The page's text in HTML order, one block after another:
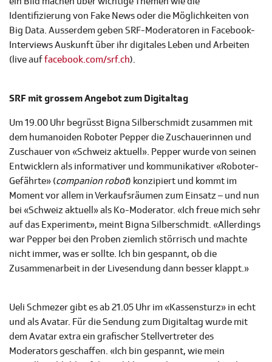
Identifizierung von Fake News oder die Möglichkeiten von
Big Data. Ausserdem geben SRF-Moderatoren in Facebook-
Interviews Auskunft über ihr digitales Leben und Arbeiten
(live auffacebook.com/srf.ch).
SRF mit grossem Angebot zum Digitaltag
Um 19.00 Uhr begrüsst Bigna Silberschmidt zusammen mit
dem humanoiden Roboter Pepper die Zuschauerinnen und
Zuschauer von «Schweiz aktuell». Pepper wurde von seinen
Entwicklern als informativer und kommunikativer «Roboter-
Gefährte» (companion robot) konzipiert und kommt im
Moment vor allem in Verkaufsräumen zum Einsatz – und nun
bei «Schweiz aktuell» als Ko-Moderator. «Ich freue mich sehr
auf das Experiment», meint Bigna Silberschmidt. «Allerdings
war Pepper bei den Proben ziemlich störrisch und machte
nicht immer, was er sollte. Ich bin gespannt, ob die
Zusammenarbeit in der Livesendung dann besser klappt.»
Ueli Schmezer gibt es ab 21.05 Uhr im «Kassensturz» in echt
und als Avatar. Für die Sendung zum Digitaltag wurde mit
dem Avatar extra ein grafischer Stellvertreter des
Moderators geschaffen. «Ich bin gespannt, wie mein